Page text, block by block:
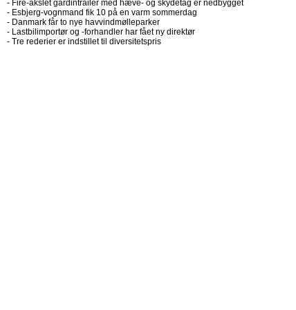
- Fire-akslet gardintrailer med hæve- og skydetag er nedbygget
- Esbjerg-vognmand fik 10 på en varm sommerdag
- Danmark får to nye havvindmølleparker
- Lastbilimportør og -forhandler har fået ny direktør
- Tre rederier er indstillet til diversitetspris